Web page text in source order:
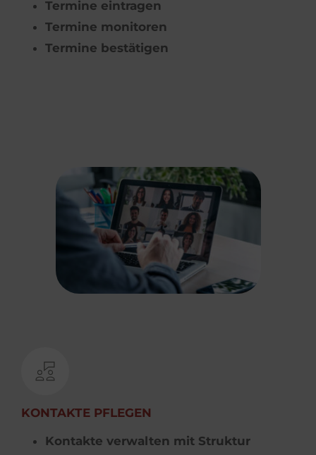
Termine eintragen
Termine monitoren
Termine bestätigen
KONTAKTE PFLEGEN
Kontakte verwalten mit Struktur